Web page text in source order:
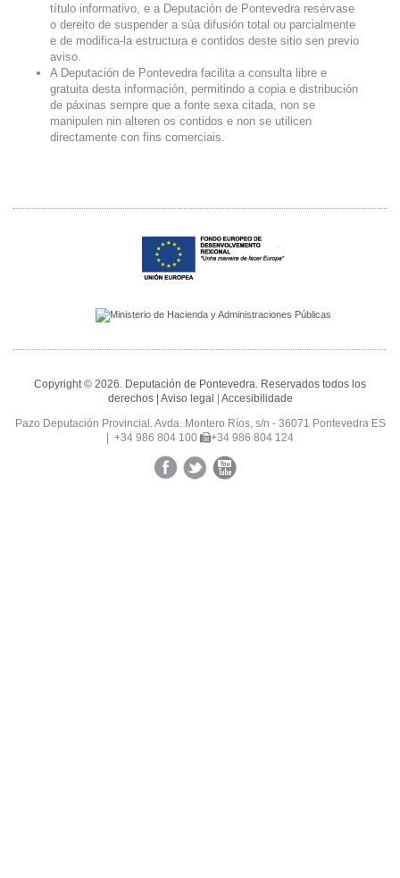
título informativo, e a Deputación de Pontevedra resérvase
o dereito de suspender a súa difusión total ou parcialmente
e de modifica-la estructura e contidos deste sitio sen previo
aviso.
A Deputación de Pontevedra facilita a consulta libre e
gratuita desta información, permitindo a copia e distribución
de páxinas sempre que a fonte sexa citada, non se
manipulen nin alteren os contidos e non se utilicen
directamente con fins comerciais.
Copyright © 2026. Deputación de Pontevedra. Reservados todos los
derechos | Aviso legal | Accesibilidade
Pazo Deputación Provincial. Avda. Montero Ríos, s/n - 36071 Pontevedra ES
+34 986 804 100
+34 986 804 124
FacebookTwitterYouTube